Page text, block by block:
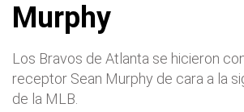
Murphy
Los Bravos de Atlanta se hicieron
receptor Sean Murphy de cara a la
de la MLB.